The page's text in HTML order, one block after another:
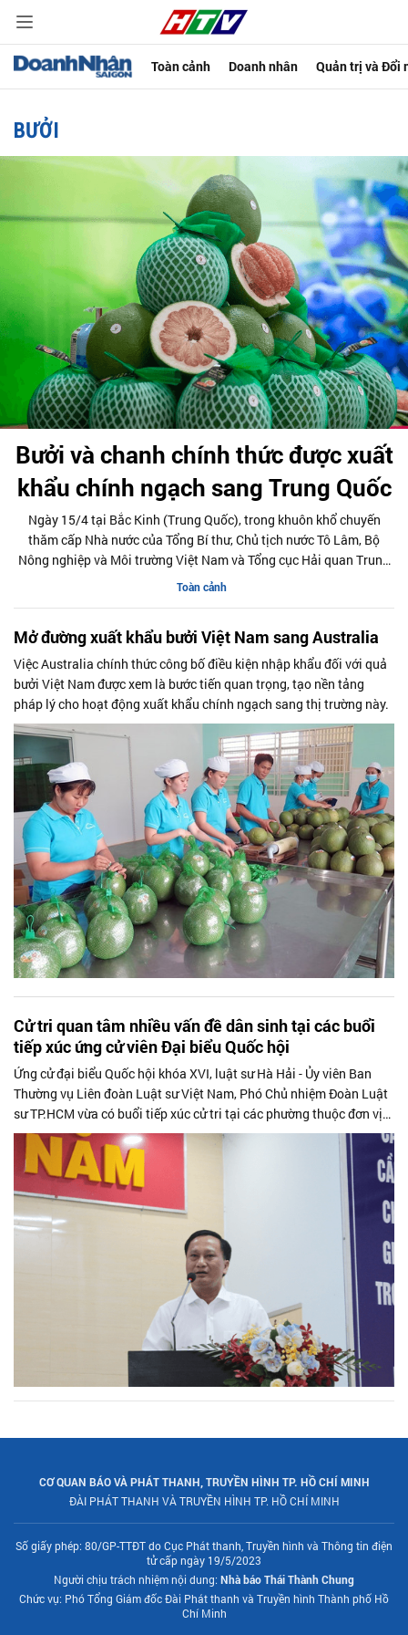
Toàn cảnh Doanh nhân Quản trị và Đổi
BƯỞI
Bưởi và chanh chính thức được xuất
khẩu chính ngạch sang Trung Quốc
Ngày 15/4 tại Bắc Kinh (Trung Quốc), trong khuôn khổ chuyến
thăm cấp Nhà nước của Tổng Bí thư, Chủ tịch nước Tô Lâm, Bộ
Nông nghiệp và Môi trường Việt Nam và Tổng cục Hải quan Trung
Quốc (GACC) đã ký kết Nghị định thư về yêu cầu kiểm dịch thực vật
Toàn cảnh
Mở đường xuất khẩu bưởi Việt Nam sang Australia
Việc Australia chính thức công bố điều kiện nhập khẩu đối với quả
bưởi Việt Nam được xem là bước tiến quan trọng, tạo nền tảng
pháp lý cho hoạt động xuất khẩu chính ngạch sang thị trường này.
Cử tri quan tâm nhiều vấn đề dân sinh tại các buổi
tiếp xúc ứng cử viên Đại biểu Quốc hội
Ứng cử đại biểu Quốc hội khóa XVI, luật sư Hà Hải - Ủy viên Ban
Thường vụ Liên đoàn Luật sư Việt Nam, Phó Chủ nhiệm Đoàn Luật
sư TP.HCM vừa có buổi tiếp xúc cử tri tại các phường thuộc đơn vị
bầu cử số 10 (TP.HCM) và đã nhận được nhiều ý kiến người dân gửi
gắm vào các vấn đề thiết thực liên quan đến đất đai, nhà ở, an sinh
xã hội, đồng thời phổ biến pháp luật và an toàn thông tin mạng cho
cử tri.
CƠ QUAN BÁO VÀ PHÁT THANH, TRUYỀN HÌNH TP. HỒ CHÍ MINH
ĐÀI PHÁT THANH VÀ TRUYỀN HÌNH TP. HỒ CHÍ MINH
Số giấy phép: 80/GP-TTĐT do Cục Phát thanh, Truyền hình và Thông tin điện
tử cấp ngày 19/5/2023
Người chịu trách nhiệm nội dung: Nhà báo Thái Thành Chung
Chức vụ: Phó Tổng Giám đốc Đài Phát thanh và Truyền hình Thành phố Hồ
Chí Minh